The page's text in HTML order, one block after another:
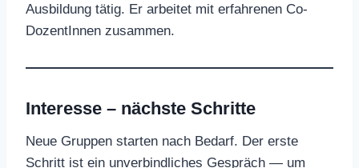
Ausbildung tätig. Er arbeitet mit erfahrenen Co-
DozentInnen zusammen.
Interesse – nächste Schritte
Neue Gruppen starten nach Bedarf. Der erste
Schritt ist ein unverbindliches Gespräch — um